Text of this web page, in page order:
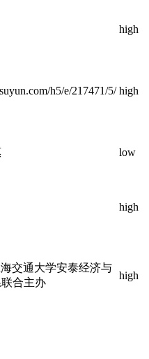
high
h5/e/217471/5/ high
low
high
交通大学安泰经济与
合主办
high